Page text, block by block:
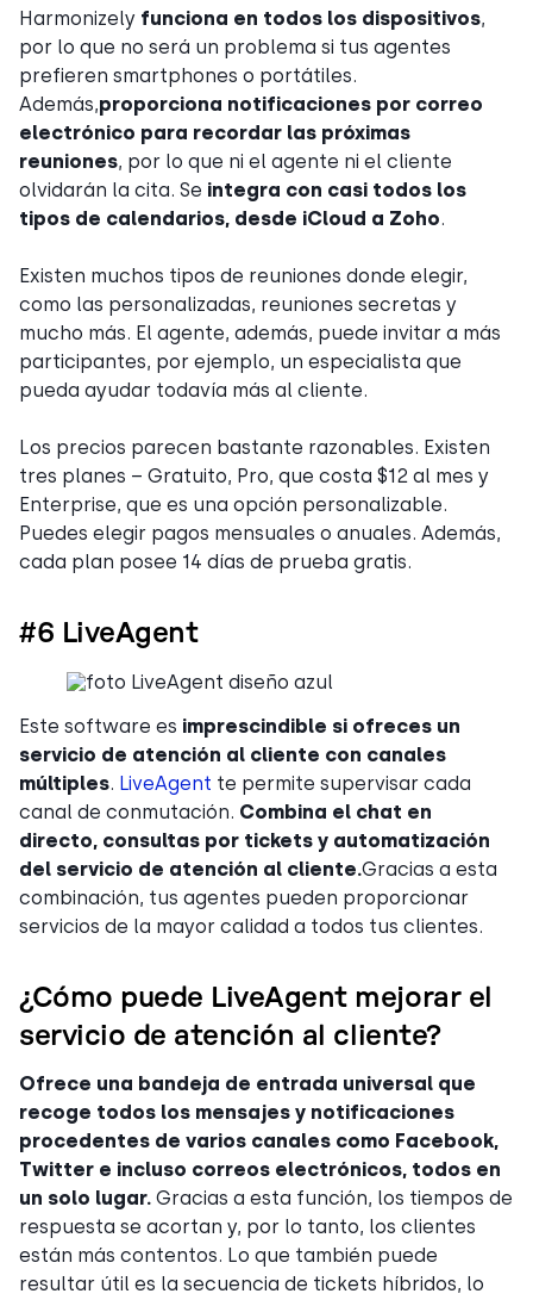
Harmonizely funciona en todos los dispositivos,
por lo que no será un problema si tus agentes
prefieren smartphones o portátiles.
Además,proporciona notificaciones por correo
electrónico para recordar las próximas
reuniones, por lo que ni el agente ni el cliente
olvidarán la cita. Se integra con casi todos los
tipos de calendarios, desde iCloud a Zoho.
Existen muchos tipos de reuniones donde elegir,
como las personalizadas, reuniones secretas y
mucho más. El agente, además, puede invitar a más
participantes, por ejemplo, un especialista que
pueda ayudar todavía más al cliente.
Los precios parecen bastante razonables. Existen
tres planes – Gratuito, Pro, que costa $12 al mes y
Enterprise, que es una opción personalizable.
Puedes elegir pagos mensuales o anuales. Además,
cada plan posee 14 días de prueba gratis.
#6 LiveAgent
Este software es imprescindible si ofreces un
servicio de atención al cliente con canales
múltiples. LiveAgent te permite supervisar cada
canal de conmutación. Combina el chat en
directo, consultas por tickets y automatización
del servicio de atención al cliente.Gracias a esta
combinación, tus agentes pueden proporcionar
servicios de la mayor calidad a todos tus clientes.
¿Cómo puede LiveAgent mejorar el
servicio de atención al cliente?
Ofrece una bandeja de entrada universal que
recoge todos los mensajes y notificaciones
procedentes de varios canales como Facebook,
Twitter e incluso correos electrónicos, todos en
un solo lugar. Gracias a esta función, los tiempos de
respuesta se acortan y, por lo tanto, los clientes
están más contentos. Lo que también puede
resultar útil es la secuencia de tickets híbridos, lo